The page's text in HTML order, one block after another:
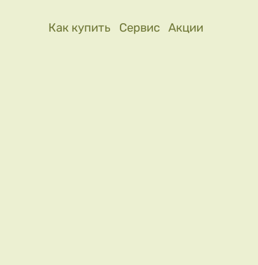
Как купить
Сервис Акции